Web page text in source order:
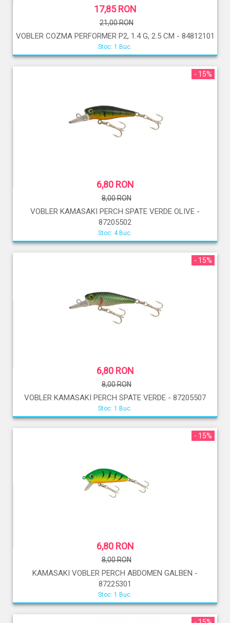
17,85 RON
21,00 RON
VOBLER COZMA PERFORMER P2, 1.4 G, 2.5 CM - 84812101
Stoc: 1 Buc.
- 15%
6,80 RON
8,00 RON
VOBLER KAMASAKI PERCH SPATE VERDE OLIVE -
87205502
Stoc: 4 Buc.
- 15%
6,80 RON
8,00 RON
VOBLER KAMASAKI PERCH SPATE VERDE - 87205507
Stoc: 1 Buc.
- 15%
6,80 RON
8,00 RON
KAMASAKI VOBLER PERCH ABDOMEN GALBEN -
87225301
Stoc: 1 Buc.